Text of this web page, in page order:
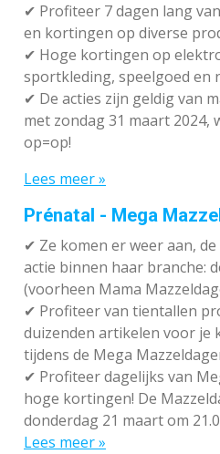
✔ Profiteer 7 dagen lang
en kortingen op diverse
✔ Hoge kortingen op
sportkleding, speelgoed en
✔ De acties zijn geldig van
met zondag 31 maart 2024,
op=op!
Lees meer »
Prénatal - Mega
✔ Ze komen er weer aan,
actie binnen haar branche:
(voorheen Mama
✔ Profiteer van tientallen
duizenden artikelen voor je
tijdens de Mega
✔ Profiteer dagelijks van
hoge kortingen! De
donderdag 21 maart om
Lees meer »